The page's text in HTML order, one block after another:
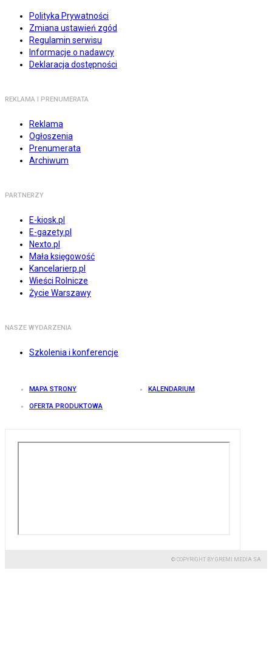
Polityka Prywatności
Zmiana ustawień zgód
Regulamin serwisu
Informacje o nadawcy
Deklaracja dostępności
REKLAMA I PRENUMERATA
Reklama
Ogłoszenia
Prenumerata
Archiwum
PARTNERZY
E-kiosk.pl
E-gazety.pl
Nexto.pl
Mała księgowość
Kancelarierp.pl
Wieści Rolnicze
Życie Warszawy
NASZE WYDARZENIA
Szkolenia i konferencje
MAPA STRONY KALENDARIUM
OFERTA PRODUKTOWA
© COPYRIGHT BY GREMI MEDIA SA